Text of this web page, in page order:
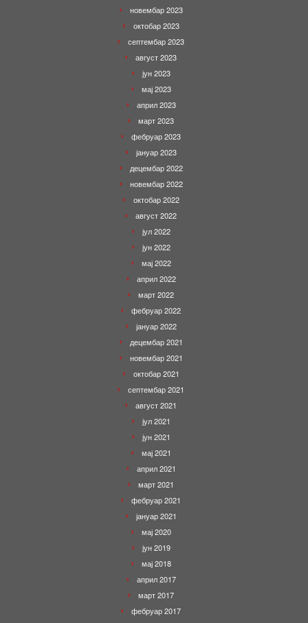
новембар 2023
октобар 2023
септембар 2023
август 2023
јун 2023
мај 2023
април 2023
март 2023
фебруар 2023
јануар 2023
децембар 2022
новембар 2022
октобар 2022
август 2022
јул 2022
јун 2022
мај 2022
април 2022
март 2022
фебруар 2022
јануар 2022
децембар 2021
новембар 2021
октобар 2021
септембар 2021
август 2021
јул 2021
јун 2021
мај 2021
април 2021
март 2021
фебруар 2021
јануар 2021
мај 2020
јун 2019
мај 2018
април 2017
март 2017
фебруар 2017